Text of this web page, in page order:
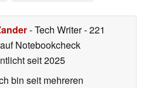
- Tech Writer- 221
Notebookcheck
seit 2025
bin seit mehreren